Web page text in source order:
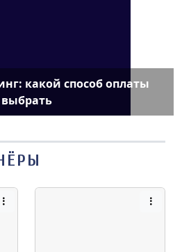
какой способ оплаты
выбрать